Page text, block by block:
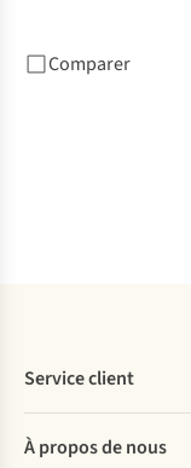
Comparer
Service client
Commander
À propos de nous